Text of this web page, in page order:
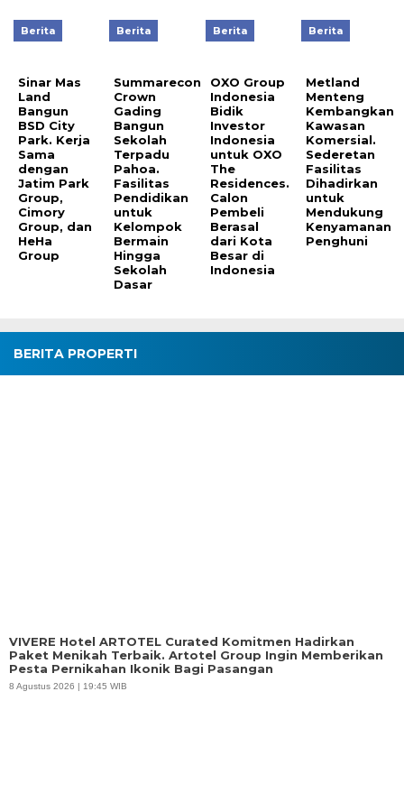
Berita
Sinar Mas
Land
Bangun
BSD City
Park. Kerja
Sama
dengan
Jatim Park
Group,
Cimory
Group, dan
HeHa
Group
Berita
Summarecon
Crown
Gading
Bangun
Sekolah
Terpadu
Pahoa.
Fasilitas
Pendidikan
untuk
Kelompok
Bermain
Hingga
Sekolah
Dasar
Berita
OXO Group
Indonesia
Bidik
Investor
Indonesia
untuk OXO
The
Residences.
Calon
Pembeli
Berasal
dari Kota
Besar di
Indonesia
Berita
Metland
Menteng
Kembangkan
Kawasan
Komersial.
Sederetan
Fasilitas
Dihadirkan
untuk
Mendukung
Kenyamanan
Penghuni
BERITA PROPERTI
VIVERE Hotel ARTOTEL Curated Komitmen Hadirkan
Paket Menikah Terbaik. Artotel Group Ingin Memberikan
Pesta Pernikahan Ikonik Bagi Pasangan
8 Agustus 2026 | 19:45 WIB